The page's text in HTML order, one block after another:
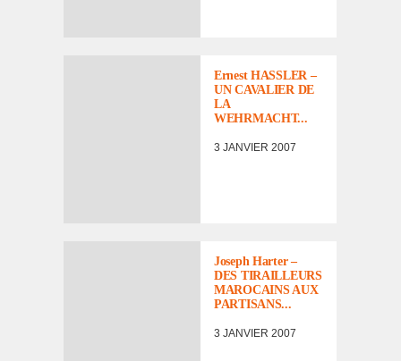
Ernest HASSLER –
UN CAVALIER DE
LA
WEHRMACHT...
3 JANVIER 2007
Joseph Harter –
DES TIRAILLEURS
MAROCAINS AUX
PARTISANS...
3 JANVIER 2007